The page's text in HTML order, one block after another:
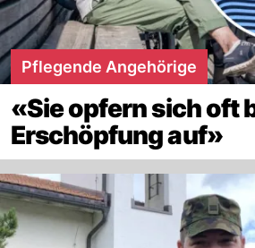
Pflegende Angehörige
«Sie opfern sich oft
Erschöpfung auf»